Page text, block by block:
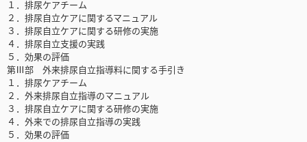
１．排尿ケアチーム
２．排尿自立ケアに関するマニュアル
３．排尿自立ケアに関する研修の実施
４．排尿自立支援の実践
５．効果の評価
第Ⅲ部 外来排尿自立指導料に関する手引き
１．排尿ケアチーム
２．外来排尿自立指導のマニュアル
３．排尿自立ケアに関する研修の実施
４．外来での排尿自立指導の実践
５．効果の評価